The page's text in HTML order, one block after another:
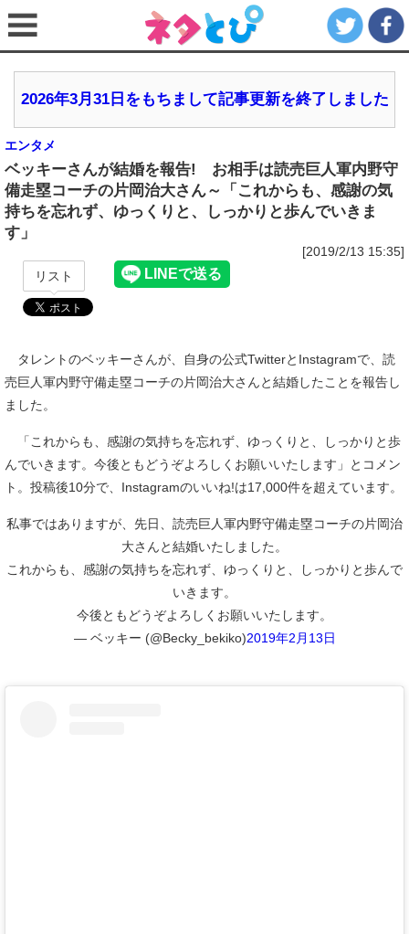
2026年3月31日をもちまして記事更新を終了しました
エンタメ
ベッキーさんが結婚を報告! お相手は読売巨人軍内野守
備走塁コーチの片岡治大さん～「これからも、感謝の気
持ちを忘れず、ゆっくりと、しっかりと歩んでいきま
す」
[2019/2/13 15:35]
リスト
タレントのベッキーさんが、自身の公式TwitterとInstagramで、読
売巨人軍内野守備走塁コーチの片岡治大さんと結婚したことを報告し
ました。
「これからも、感謝の気持ちを忘れず、ゆっくりと、しっかりと歩
んでいきます。今後ともどうぞよろしくお願いいたします」とコメン
ト。投稿後10分で、Instagramのいいね!は17,000件を超えています。
私事ではありますが、先日、読売巨人軍内野守備走塁コーチの片岡治
大さんと結婚いたしました。
これからも、感謝の気持ちを忘れず、ゆっくりと、しっかりと歩んで
いきます。
今後ともどうぞよろしくお願いいたします。
— ベッキー (@Becky_bekiko)2019年2月13日